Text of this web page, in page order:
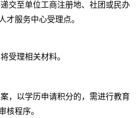
交至单位工商注册地、社团或民办
才服务中心受理点。
受理相关材料。
，以学历申请积分的，需进行教育
核程序。